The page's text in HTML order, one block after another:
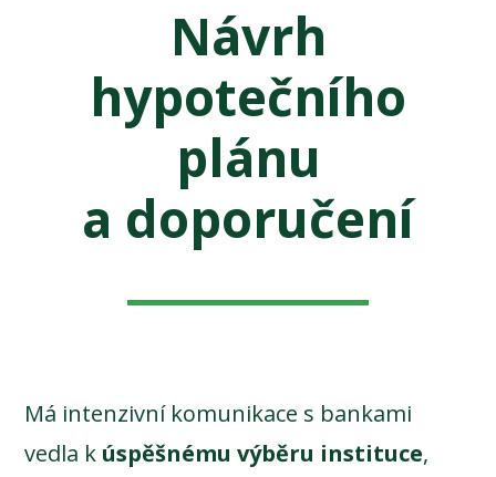
Návrh
hypotečního
plánu
a doporučení
Má intenzivní komunikace s bankami
vedla k úspěšnému výběru instituce,